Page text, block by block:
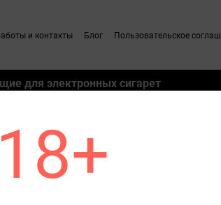
и контакты Блог Пользовательское
для электронных сигарет
Ursa Baby 2 Joy Black Pixel Role Starter Kit Оригинал
Black Pixel Role
18+